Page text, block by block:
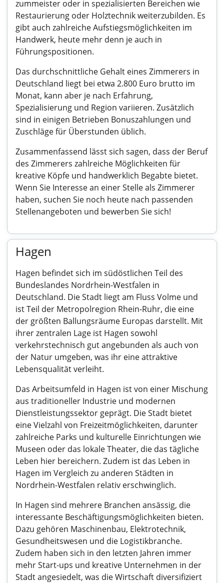
zummeister oder in spezialisierten Bereichen wie
Restaurierung oder Holztechnik weiterzubilden. Es
gibt auch zahlreiche Aufstiegsmöglichkeiten im
Handwerk, heute mehr denn je auch in
Führungspositionen.
Das durchschnittliche Gehalt eines Zimmerers in
Deutschland liegt bei etwa 2.800 Euro brutto im
Monat, kann aber je nach Erfahrung,
Spezialisierung und Region variieren. Zusätzlich
sind in einigen Betrieben Bonuszahlungen und
Zuschläge für Überstunden üblich.
Zusammenfassend lässt sich sagen, dass der Beruf
des Zimmerers zahlreiche Möglichkeiten für
kreative Köpfe und handwerklich Begabte bietet.
Wenn Sie Interesse an einer Stelle als Zimmerer
haben, suchen Sie noch heute nach passenden
Stellenangeboten und bewerben Sie sich!
Hagen
Hagen befindet sich im südöstlichen Teil des
Bundeslandes Nordrhein-Westfalen in
Deutschland. Die Stadt liegt am Fluss Volme und
ist Teil der Metropolregion Rhein-Ruhr, die eine
der größten Ballungsräume Europas darstellt. Mit
ihrer zentralen Lage ist Hagen sowohl
verkehrstechnisch gut angebunden als auch von
der Natur umgeben, was ihr eine attraktive
Lebensqualität verleiht.
Das Arbeitsumfeld in Hagen ist von einer Mischung
aus traditioneller Industrie und modernen
Dienstleistungssektor geprägt. Die Stadt bietet
eine Vielzahl von Freizeitmöglichkeiten, darunter
zahlreiche Parks und kulturelle Einrichtungen wie
Museen oder das lokale Theater, die das tägliche
Leben hier bereichern. Zudem ist das Leben in
Hagen im Vergleich zu anderen Städten in
Nordrhein-Westfalen relativ erschwinglich.
In Hagen sind mehrere Branchen ansässig, die
interessante Beschäftigungsmöglichkeiten bieten.
Dazu gehören Maschinenbau, Elektrotechnik,
Gesundheitswesen und die Logistikbranche.
Zudem haben sich in den letzten Jahren immer
mehr Start-ups und kreative Unternehmen in der
Stadt angesiedelt, was die Wirtschaft diversifiziert